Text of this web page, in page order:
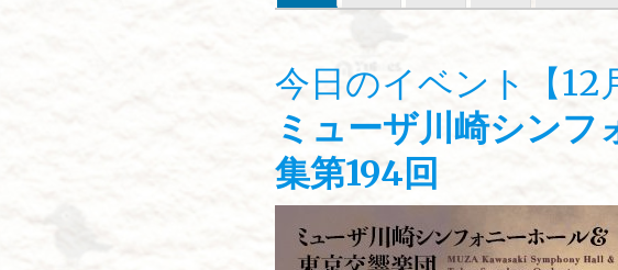
今日のイベント【12
ミューザ川崎シンフ
集第194回